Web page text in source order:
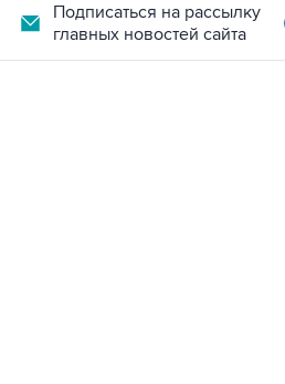
Подписаться на рассылку
главных новостей сайта